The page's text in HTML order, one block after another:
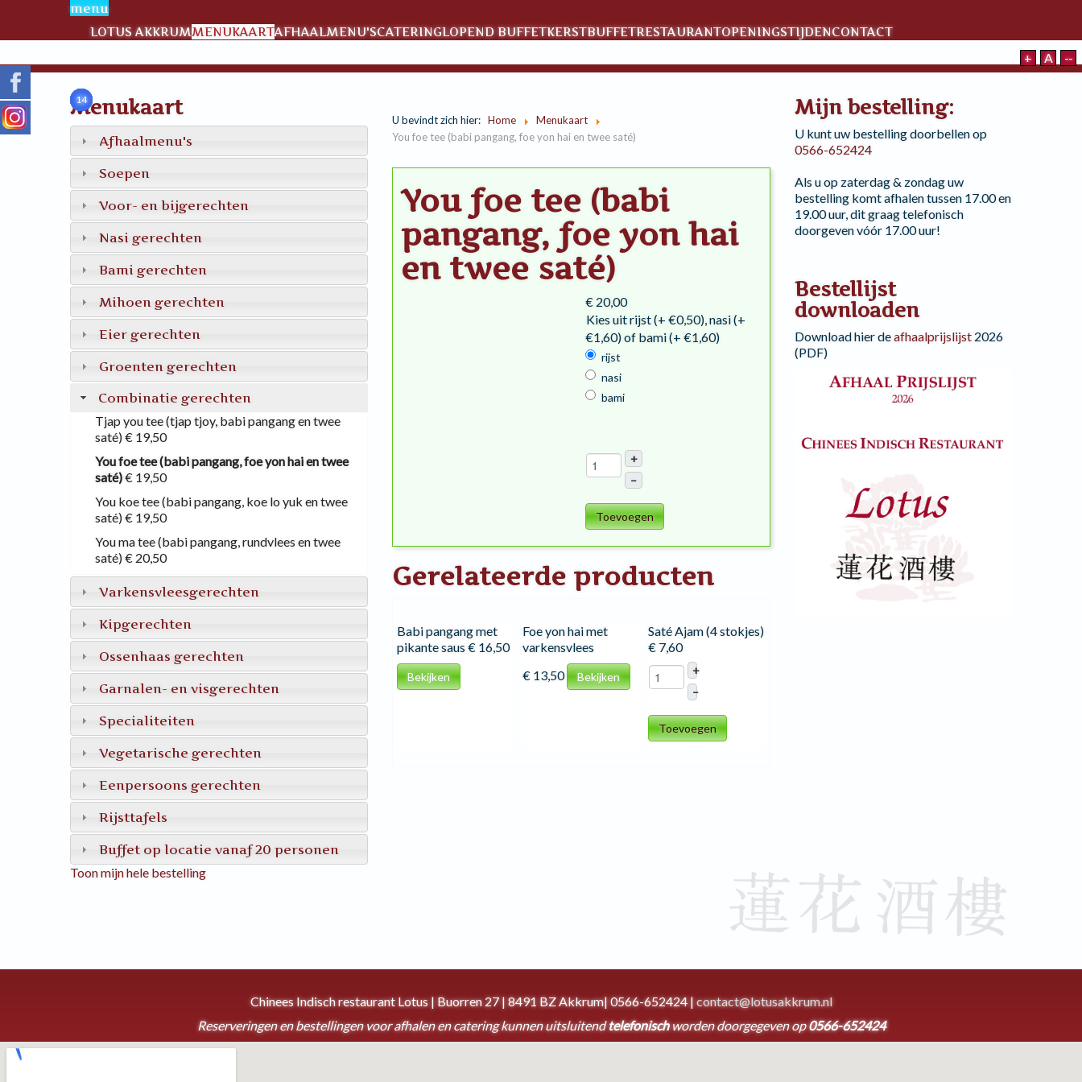
menu
LOTUS AKKRUMMENUKAARTAFHAALMENU'SCATERINGLOPEND BUFFETKERSTBUFFETRESTAURANTOPENINGSTIJDENCONTACT
+
A --
Menukaart
Afhaalmenu's
Soepen
Voor- en bijgerechten
Nasi gerechten
Bami gerechten
Mihoen gerechten
Eier gerechten
Groenten gerechten
Combinatie gerechten
Tjap you tee (tjap tjoy, babi pangang en twee
saté)
81
€ 19,50
You foe tee (babi pangang, foe yon hai en twee
saté)
82
€ 19,50
You koe tee (babi pangang, koe lo yuk en twee
saté)
83
€ 19,50
You ma tee (babi pangang, rundvlees en twee
saté)
84
€ 20,50
Varkensvleesgerechten
Kipgerechten
Ossenhaas gerechten
Garnalen- en visgerechten
Specialiteiten
Vegetarische gerechten
Eenpersoons gerechten
Rijsttafels
Buffet op locatie vanaf 20 personen
Toon mijn hele bestelling
U bevindt zich hier: Home
Menukaart
You foe tee (babi pangang, foe yon hai en twee saté)
You foe tee (babi
pangang, foe yon hai
en twee saté)
€ 20,00
Kies uit rijst (+ €0,50), nasi (+
€1,60) of bami (+ €1,60)
rijst
nasi
bami
+
–
Toevoegen
Gerelateerde producten
Babi pangang met
pikante saus
91
€ 16,50
Bekijken
Foe yon hai met
varkensvlees
61
€ 13,50 Bekijken
Saté Ajam (4 stokjes)
14
€ 7,60
+
–
Toevoegen
Mijn bestelling:
U kunt uw bestelling doorbellen op
0566-652424
Als u op zaterdag & zondag uw
bestelling komt afhalen tussen 17.00 en
19.00 uur, dit graag telefonisch
doorgeven vóór 17.00 uur!
Bestellijst
downloaden
Download hier deafhaalprijslijst 2026
(PDF)
Chinees Indisch restaurant Lotus | Buorren 27 | 8491 BZ Akkrum| 0566-652424 |contact@lotusakkrum.nl
Reserveringen en bestellingen voor afhalen en catering kunnen uitsluitendtelefonischworden doorgegeven op0566-652424